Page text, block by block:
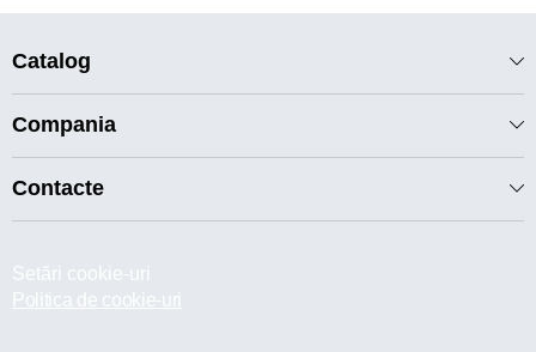
Catalog
Compania
Contacte
Setări cookie-uri
Politica de cookie-uri